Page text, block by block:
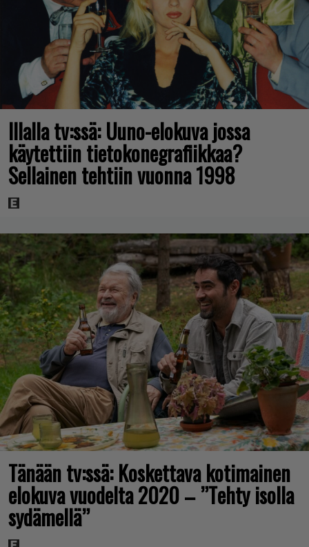
Illalla tv:ssä: Uuno-elokuva jossa
käytettiin tietokonegrafiikkaa?
Sellainen tehtiin vuonna 1998
Tänään tv:ssä: Koskettava kotimainen
elokuva vuodelta 2020 – ”Tehty isolla
sydämellä”